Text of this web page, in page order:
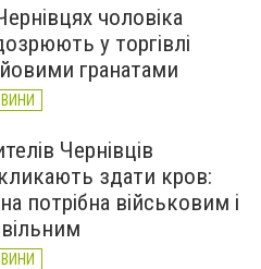
чоловіка
у торгівлі
гранатами
Чернівців
здати кров:
потрібна військовим і